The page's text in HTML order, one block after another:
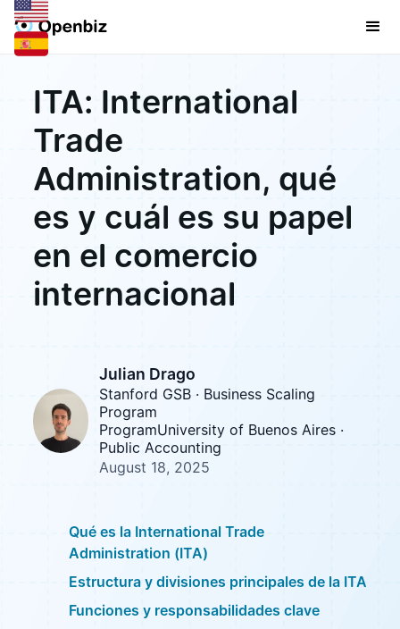
ITA: International
Trade
Administration, qué
es y cuál es su papel
en el comercio
internacional
Julian Drago
Stanford GSB · Business Scaling
Program
ProgramUniversity of Buenos Aires ·
Public Accounting
August 18, 2025
Qué es la International Trade
Administration (ITA)
Estructura y divisiones principales de la ITA
Funciones y responsabilidades clave